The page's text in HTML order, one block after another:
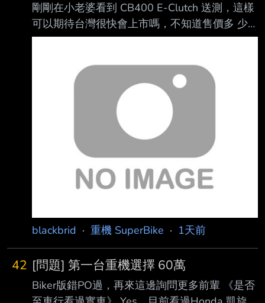
剛剛在小老婆看到 CB400 E-Clutch 送測，這樣
可以期待台灣很快會上市嗎，不知道售價多 少
大家會買單 根據日本售價換成台本其他車款來
https://i.verb.tw/idZXeTgT.jpg ---- Sent from
BePTT on my Samsung SM-S9380 --
blackbrid · 重機 SuperBike · 1天前
42 [問題] 第一台重機選擇 60萬
Biker版錯PO過，再來這邊詢問更多前輩 《是否